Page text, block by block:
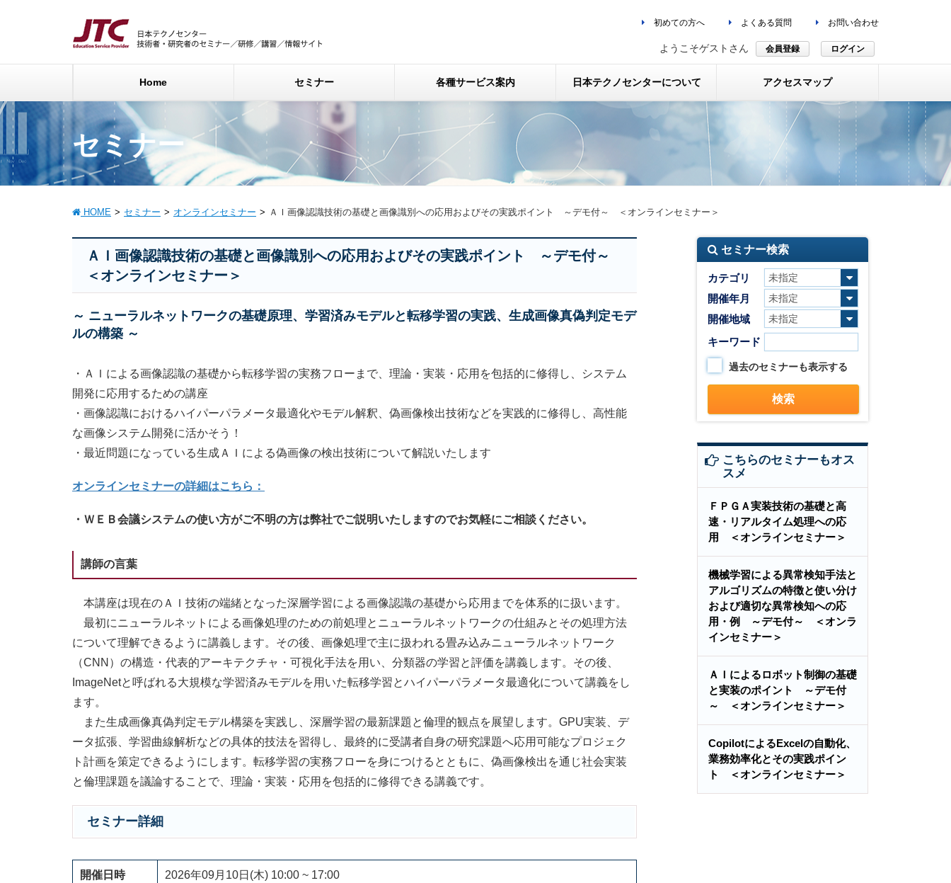
初めての方へ よくある質問 お問い合わせ
ようこそゲストさん 会員登録 ログイン
Home セミナー 各種サービス案内 日本テクノセンターについて アクセスマップ
セミナー
HOME セミナー オンラインセミナー ＡＩ画像認識技術の基礎と画像識別への応用およびその実践ポイント ～デモ付～ ＜オンラインセミナー＞
ＡＩ画像認識技術の基礎と画像識別への応用およびその実践ポイント ～デモ付～
＜オンラインセミナー＞
～ ニューラルネットワークの基礎原理、学習済みモデルと転移学習の実践、生成画像真偽判定モデ
ルの構築 ～
・ＡＩによる画像認識の基礎から転移学習の実務フローまで、理論・実装・応用を包括的に修得し、システム
開発に応用するための講座
・画像認識におけるハイパーパラメータ最適化やモデル解釈、偽画像検出技術などを実践的に修得し、高性能
な画像システム開発に活かそう！
・最近問題になっている生成ＡＩによる偽画像の検出技術について解説いたします
オンラインセミナーの詳細はこちら：
・ＷＥＢ会議システムの使い方がご不明の方は弊社でご説明いたしますのでお気軽にご相談ください。
講師の言葉
本講座は現在のＡＩ技術の端緒となった深層学習による画像認識の基礎から応用までを体系的に扱います。
最初にニューラルネットによる画像処理のための前処理とニューラルネットワークの仕組みとその処理方法
について理解できるように講義します。その後、画像処理で主に扱われる畳み込みニューラルネットワーク
（CNN）の構造・代表的アーキテクチャ・可視化手法を用い、分類器の学習と評価を講義します。その後、
ImageNetと呼ばれる大規模な学習済みモデルを用いた転移学習とハイパーパラメータ最適化について講義をし
ます。
また生成画像真偽判定モデル構築を実践し、深層学習の最新課題と倫理的観点を展望します。GPU実装、デ
ータ拡張、学習曲線解析などの具体的技法を習得し、最終的に受講者自身の研究課題へ応用可能なプロジェク
ト計画を策定できるようにします。転移学習の実務フローを身につけるとともに、偽画像検出を通じ社会実装
と倫理課題を議論することで、理論・実装・応用を包括的に修得できる講義です。
セミナー詳細
開催日時 2026年09月10日(木) 10:00 ~ 17:00
セミナー検索
カテゴリ
開催年月
開催地域
キーワード
過去のセミナーも表示する
こちらのセミナーもオス
スメ
ＦＰＧＡ実装技術の基礎と高
速・リアルタイム処理への応
用 ＜オンラインセミナー＞
機械学習による異常検知手法と
アルゴリズムの特徴と使い分け
および適切な異常検知への応
用・例 ～デモ付～ ＜オンラ
インセミナー＞
ＡＩによるロボット制御の基礎
と実装のポイント ～デモ付
～ ＜オンラインセミナー＞
CopilotによるExcelの自動化、
業務効率化とその実践ポイン
ト ＜オンラインセミナー＞